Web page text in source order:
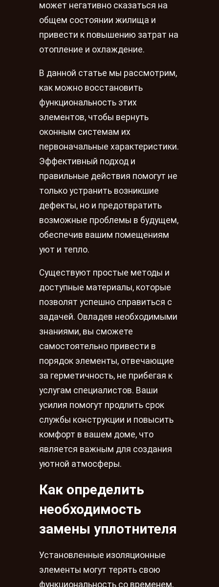
может негативно сказаться на
общем состоянии жилища и
привести к повышению затрат на
отопление и охлаждение.
В данной статье мы рассмотрим,
как можно восстановить
функциональность этих
элементов, чтобы вернуть
оконным системам их
первоначальные характеристики.
Эффективный подход и
правильные действия помогут не
только устранить возникшие
дефекты, но и предотвратить
возможные проблемы в будущем,
обеспечив вашим помещениям
уют и тепло.
Существуют простые методы и
доступные материалы, которые
позволят успешно справиться с
задачей. Овладев необходимыми
знаниями, вы сможете
самостоятельно привести в
порядок элементы, отвечающие
за герметичность, не прибегая к
услугам специалистов. Ваши
усилия помогут продлить срок
службы конструкции и повысить
комфорт в вашем доме, что
является важным для создания
уютной атмосферы.
Как определить
необходимость
замены уплотнителя
Установленные изоляционные
элементы могут терять свою
функциональность со временем,